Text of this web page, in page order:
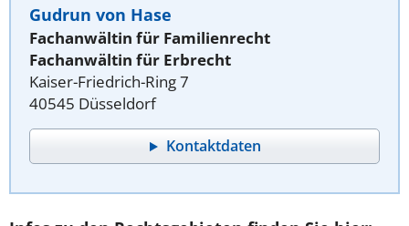
Gudrun von Hase
Fachanwältin für Familienrecht
Fachanwältin für Erbrecht
Kaiser-Friedrich-Ring 7
40545 Düsseldorf
Kontaktdaten